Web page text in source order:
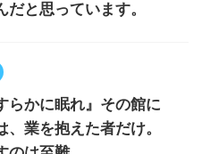
だと思っています。
らかに眠れ』その館に
、業を抱えた者だけ。